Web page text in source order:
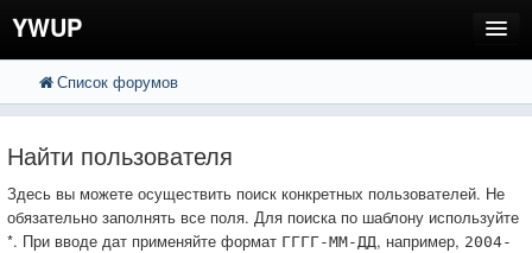
YWUP
FAQ
Вход
Список форумов
Найти пользователя
Здесь вы можете осуществить поиск конкретных пользователей. Не
обязательно заполнять все поля. Для поиска по шаблону используйте
*. При вводе дат применяйте формат ГГГГ-ММ-ДД, например, 2004-